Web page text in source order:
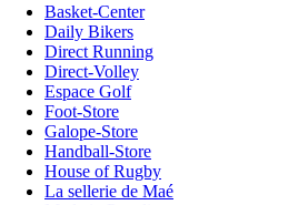
Basket-Center
Daily Bikers
Direct Running
Direct-Volley
Espace Golf
Foot-Store
Galope-Store
Handball-Store
House of Rugby
La sellerie de Maé